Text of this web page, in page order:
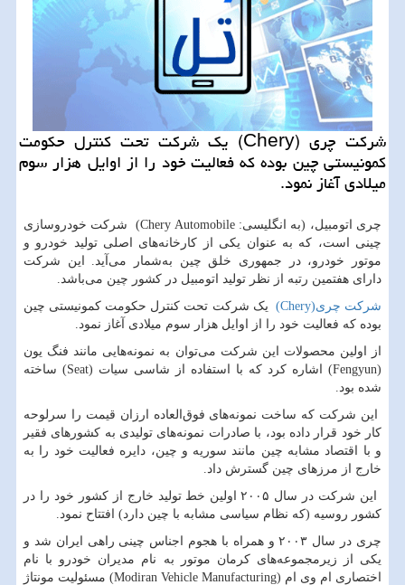
شركت چری (Chery) یك شركت تحت كنترل حكومت
كمونیستی چین بوده كه فعالیت خود را از اوایل هزار سوم
میلادی آغاز نمود.
چری اتومبیل، (به انگلیسی:Chery Automobile) شرکت خودروسازی
چینی است، که به عنوان یکی از کارخانه‌های اصلی تولید خودرو و
موتور خودرو، در جمهوری خلق چین به‌شمار می‌آید. این شرکت
دارای هفتمین رتبه از نظر تولید اتومبیل در کشور چین می‌باشد.
شرکت چری(Chery) یک شرکت تحت کنترل حکومت کمونیستی چین
بوده که فعالیت خود را از اوایل هزار سوم میلادی آغاز نمود.
از اولین محصولات این شرکت می‌توان به نمونه‌هایی مانند فنگ یون
(
Fengyun) اشاره کرد که با استفاده از شاسی سیات (Seat) ساخته
شده بود.
این شرکت که ساخت نمونه‌های فوق‌العاده ارزان قیمت را سرلوحه
کار خود قرار داده بود، با صادرات نمونه‌های تولیدی به کشورهای فقیر
و با اقتصاد مشابه چین مانند سوریه و چین، دایره فعالیت خود را به
خارج از مرزهای چین گسترش داد.
این شرکت در سال ۲۰۰۵ اولین خط تولید خارج از کشور خود را در
کشور روسیه (که نظام سیاسی مشابه با چین دارد) افتتاح نمود.
چری در سال ۲۰۰۳ و همراه با هجوم اجناس چینی راهی ایران شد و
یکی از زیرمجموعه‌های کرمان موتور به نام مدیران خودرو با نام
اختصاری ام وی ام (Modiran Vehicle Manufacturing) مسئولیت مونتاژ